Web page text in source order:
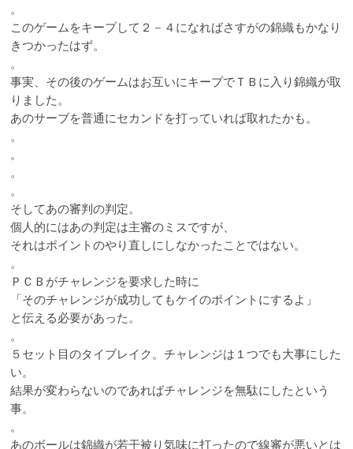
。
このゲームをキープして２－４になればさすがの錦織もかなり
きつかったはず。
。
事実、その後のゲームはお互いにキープでＴＢに入り錦織が取
りました。
あのサーブを普通にセカンドを打っていれば取れたかも。
。
。
。
。
そしてあの審判の判定。
個人的にはあの判定は主審のミスですが、
それはポイントのやり直しにしなかったことではない。
。
ＰＣＢがチャレンジを要求した時に
「そのチャレンジが成功してもケイのポイントにするよ」
と伝える必要があった。
。
５セット目のタイブレイク。チャレンジは１つでも大事にした
い。
結果が変わらないのであればチャレンジを無駄にしたという
事。
。
あのボールは錦織が若干被り気味に打ったので線審が悪いとは